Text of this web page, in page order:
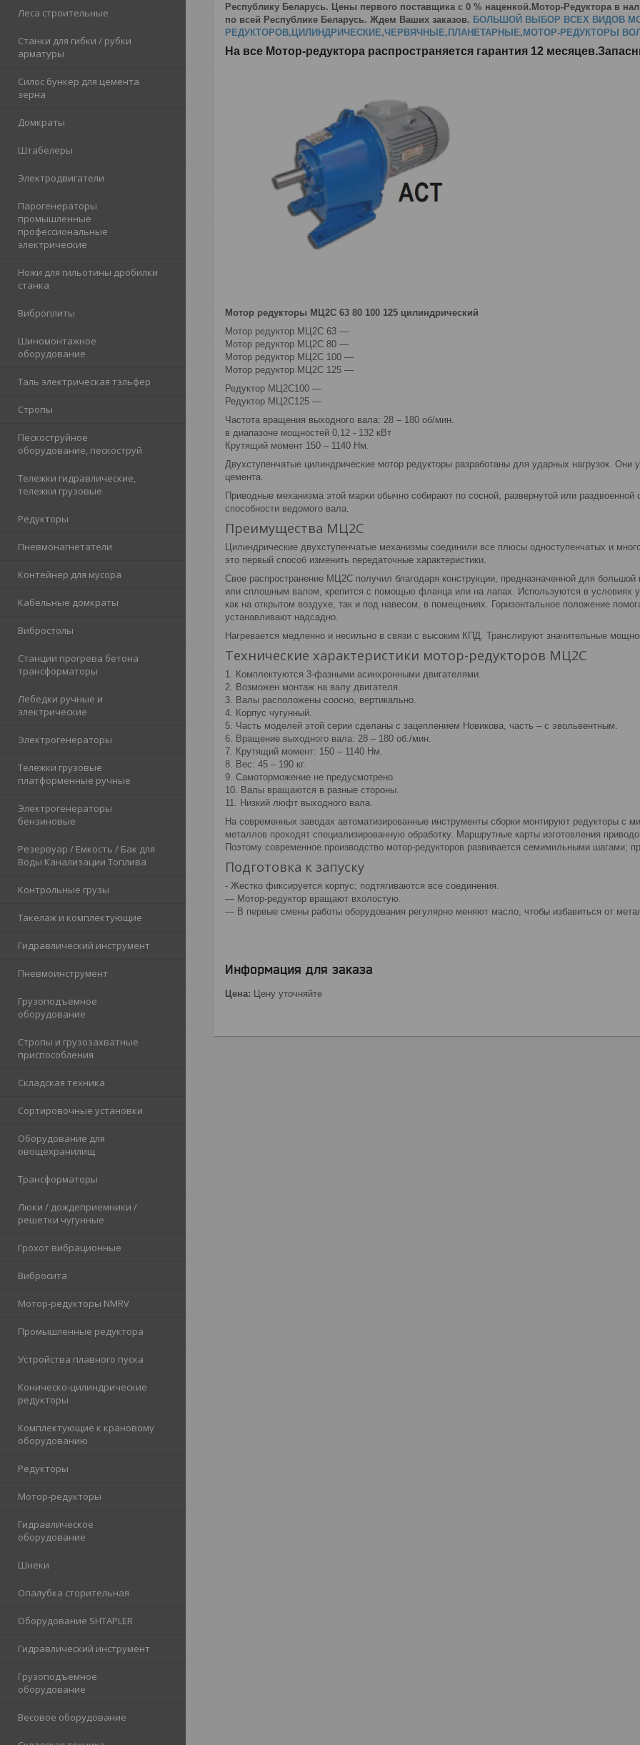
Леса строительные
Станки для гибки / рубки
арматуры
Силос бункер для цемента
зерна
Домкраты
Штабелеры
Электродвигатели
Парогенераторы
промышленные
профессиональные
электрические
Ножи для гильотины дробилки
станка
Виброплиты
Шиномонтажное
оборудование
Таль электрическая тэльфер
Стропы
Пескоструйное
оборудование, пескоструй
Тележки гидравлические,
тележки грузовые
Редукторы
Пневмонагнетатели
Контейнер для мусора
Кабельные домкраты
Вибростолы
Станции прогрева бетона
трансформаторы
Лебедки ручные и
электрические
Электрогенераторы
Тележки грузовые
платформенные ручные
Электрогенераторы
бензиновые
Резервуар / Емкость / Бак для
Воды Канализации Топлива
Контрольные грузы
Такелаж и комплектующие
Гидравлический инструмент
Пневмоинструмент
Грузоподъемное
оборудование
Стропы и грузозахватные
приспособления
Складская техника
Сортировочные установки
Оборудование для
овощехранилищ
Трансформаторы
Люки / дождеприемники /
решетки чугунные
Грохот вибрационные
Вибросита
Мотор-редукторы NMRV
Промышленные редуктора
Устройства плавного пуска
Коническо-цилиндрические
редукторы
Комплектующие к крановому
оборудованию
Редукторы
Мотор-редукторы
Гидравлическое
оборудование
Шнеки
Опалубка сторительная
Оборудование SHTAPLER
Гидравлический инструмент
Грузоподъемное
оборудование
Весовое оборудование
Республику Беларусь. Цены первого поставщика с 0 % наценкой.Мотор-Редуктора в
по всей Республике Беларусь. Ждем Ваших заказов. БОЛЬШОЙ ВЫБОР ВСЕХ ВИДОВ
РЕДУКТОРОВ,ЦИЛИНДРИЧЕСКИЕ,ЧЕРВЯЧНЫЕ,ПЛАНЕТАРНЫЕ,МОТОР-РЕДУКТОРЫ
На все Мотор-редуктора распространяется гарантия 12
Мотор редукторы МЦ2С 63 80 100 125 цилиндрический
Мотор редуктор МЦ2С 63 —
Мотор редуктор МЦ2С 80 —
Мотор редуктор МЦ2С 100 —
Мотор редуктор МЦ2С 125 —
Редуктор МЦ2С100 —
Редуктор МЦ2С125 —
Частота вращения выходного вала: 28 – 180 об/мин.
в диапазоне мощностей 0,12 - 132 кВт
Крутящий момент 150 – 1140 Нм.
Двухступенчатые цилиндрические мотор редукторы разработаны для ударных нагрузок.
цемента.
Приводные механизма этой марки обычно собирают по сосной, развернутой или
способности ведомого вала.
Преимущества МЦ2С
Цилиндрические двухступенчатые механизмы соединили все плюсы одноступенчатых и
это первый способ изменить передаточные характеристики.
Свое распространение МЦ2С получил благодаря конструкции, предназначенной для
или сплошным валом, крепится с помощью фланца или на лапах. Используются в условиях
как на открытом воздухе, так и под навесом, в помещениях. Горизонтальное положение
устанавливают надсадно.
Нагревается медленно и несильно в связи с высоким КПД. Транслируют значительные
Технические характеристики мотор-редукторов МЦ2С
1. Комплектуются 3-фазными асинхронными двигателями.
2. Возможен монтаж на валу двигателя.
3. Валы расположены соосно, вертикально.
4. Корпус чугунный.
5. Часть моделей этой серии сделаны с зацеплением Новикова, часть – с эвольвентным.
6. Вращение выходного вала: 28 – 180 об./мин.
7. Крутящий момент: 150 – 1140 Нм.
8. Вес: 45 – 190 кг.
9. Самоторможение не предусмотрено.
10. Валы вращаются в разные стороны.
11. Низкий люфт выходного вала.
На современных заводах автоматизированные инструменты сборки монтируют редукторы с
металлов проходят специализированную обработку. Маршрутные карты изготовления
Поэтому современное производство мотор-редукторов развивается семимильными шагами;
Подготовка к запуску
- Жестко фиксируется корпус; подтягиваются все соединения.
— Мотор-редуктор вращают вхолостую.
— В первые смены работы оборудования регулярно меняют масло, чтобы избавиться от
Информация для заказа
Цена: Цену уточняйте